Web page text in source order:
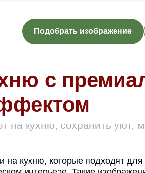
Подобрать изображение
с
на кухню, сохранить уют,
на кухню, которые подходят